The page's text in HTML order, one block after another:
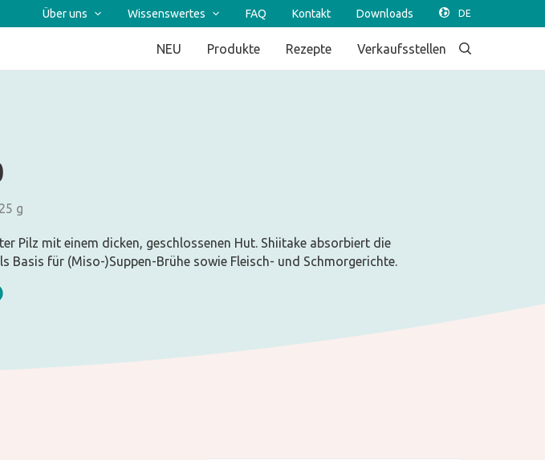
Über uns Wissenswertes FAQ Kontakt Downloads
NEU Produkte Rezepte Verkaufsstellen
g
Pilz mit einem dicken, geschlossenen Hut. Shiitake absorbiert die
Basis für (Miso-)Suppen-Brühe sowie Fleisch- und Schmorgerichte.